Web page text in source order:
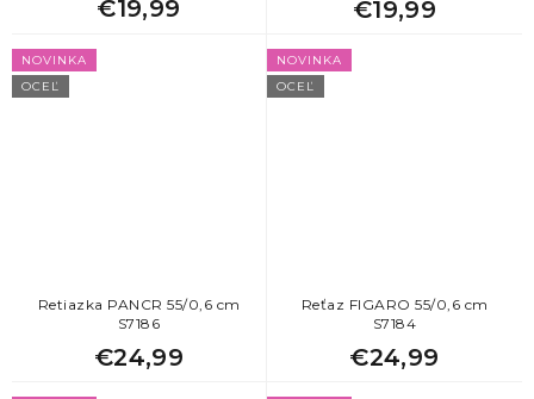
€19,99 €19,99
NOVINKA
OCEĽ
Retiazka PANCR 55/0,6 cm
S7186
€24,99
NOVINKA
OCEĽ
Reťaz FIGARO 55/0,6 cm
S7184
€24,99